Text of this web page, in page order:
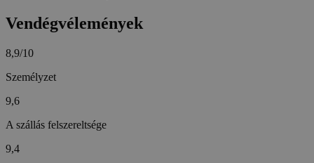
Vendégvélemények
8,9/10
Személyzet
9,6
A szállás felszereltsége
9,4